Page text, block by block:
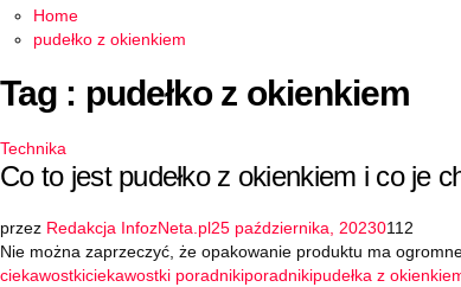
Home
pudełko z okienkiem
Tag : pudełko z okienkiem
Technika
Co to jest pudełko z okienkiem i co je
przez Redakcja InfozNeta.pl25 października, 20230112
Nie można zaprzeczyć, że opakowanie produktu ma
ciekawostkiciekawostki poradnikiporadnikipudełka z